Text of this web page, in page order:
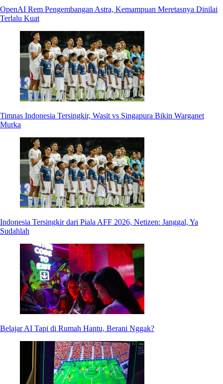
OpenAI Rem Pengembangan Astra, Kemampuan Meretasnya Dinilai
Terlalu Kuat
Timnas Indonesia Tersingkir, Wasit vs Singapura Bikin Warganet
Murka
Indonesia Tersingkir dari Piala AFF 2026, Netizen: Janggal, Ya
Sudahlah
Belajar AI Tapi di Rumah Hantu, Berani Nggak?